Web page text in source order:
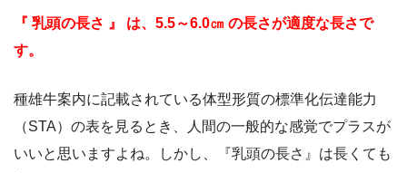
『 乳頭の長さ 』 は、5.5～6.0㎝ の長さが適度な長さで
す。
種雄牛案内に記載されている体型形質の標準化伝達能力
（STA）の表を見るとき、人間の一般的な感覚でプラスが
いいと思いますよね。しかし、『乳頭の長さ』は長くても